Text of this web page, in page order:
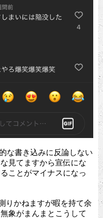
な書き込みに反論しない
見てますから宣伝にな
ことがマイナスになっ
りかねますが暇を持て余
象がまんまとこうして